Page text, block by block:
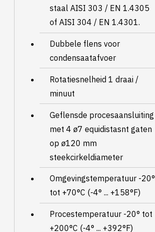
staal AISI 303 / EN 1.4305
of AISI 304 / EN 1.4301.
Dubbele flens voor
condensaatafvoer
Rotatiesnelheid 1 draai /
minuut
Geflensde procesaansluiting
met 4 ø7 equidistasnt gaten
op ø120 mm
steekcirkeldiameter
Omgevingstemperatuur -20°
tot +70°C (-4° ... +158°F)
Procestemperatuur -20° tot
+200°C (-4° ... +392°F)